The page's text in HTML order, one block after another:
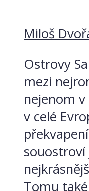
Miloš
Ostrovy
mezi
nejenom v
v celé
souostroví
Tomu